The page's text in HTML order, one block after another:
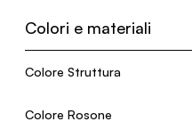
Colori e materiali
Colore Struttura
Colore Rosone